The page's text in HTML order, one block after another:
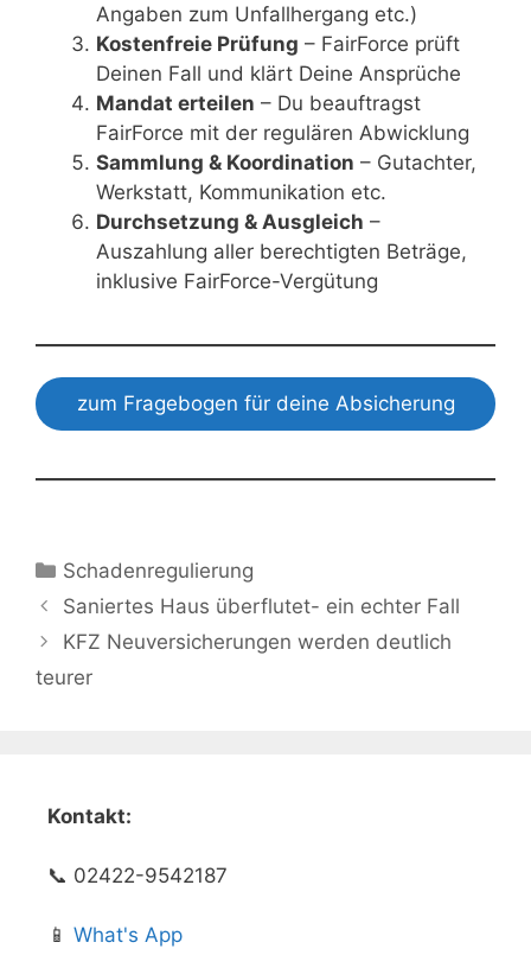
Angaben zum Unfallhergang etc.)
Kostenfreie Prüfung – FairForce prüft
Deinen Fall und klärt Deine Ansprüche
Mandat erteilen – Du beauftragst
FairForce mit der regulären Abwicklung
Sammlung & Koordination – Gutachter,
Werkstatt, Kommunikation etc.
Durchsetzung & Ausgleich –
Auszahlung aller berechtigten Beträge,
inklusive FairForce-Vergütung
zum Fragebogen für deine Absicherung
Kategorien
Schadenregulierung
Saniertes Haus überflutet- ein echter Fall
KFZ Neuversicherungen werden deutlich
teurer
Kontakt:
📞 02422-9542187
📱 What's App